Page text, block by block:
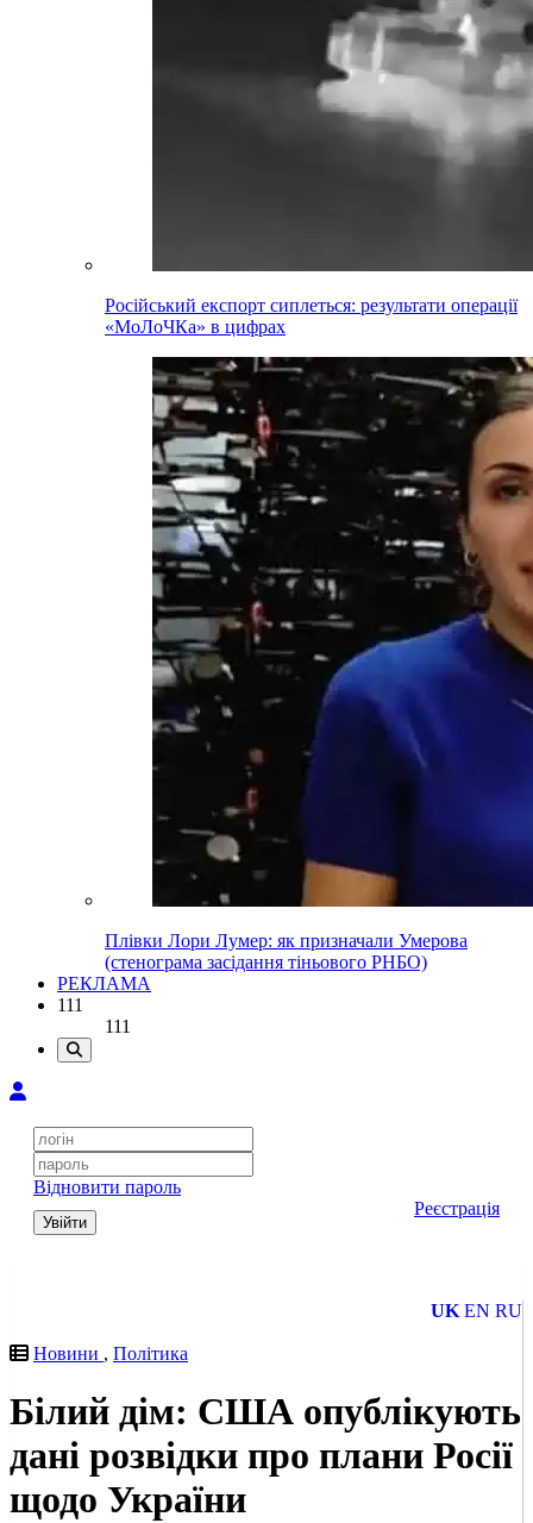
Російський експорт сиплеться: результати операції
«МоЛоЧКа» в цифрах
Плівки Лори Лумер: як призначали Умерова
(стенограма засідання тіньового РНБО)
РЕКЛАМА
111
111
Відновити пароль
Увійти
Реєстрація
UK EN RU
Новини , Політика
Білий дім: США опублікують
дані розвідки про плани Росії
щодо України